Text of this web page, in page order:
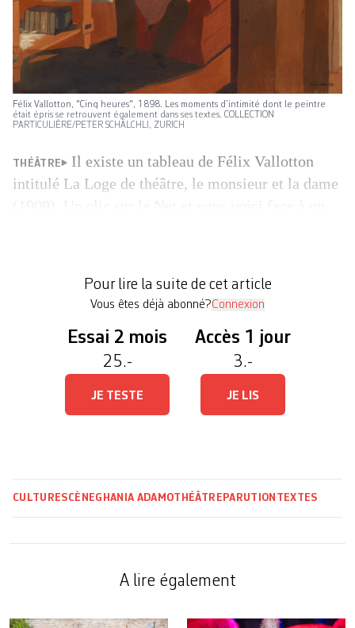
Félix Vallotton, "Cinq heures", 1898. Les moments d’intimité dont le peintre
était épris se retrouvent également dans ses textes. COLLECTION
PARTICULIÈRE/PETER SCHÄLCHLI, ZURICH
THÉÂTRE
Il existe un tableau de Félix Vallotton
intitulé La Loge de théâtre, le monsieur et la dame
Ces deux-là […]
Pour lire la suite de cet article
Vous êtes déjà abonné?Connexion
Essai 2 mois
25.-
JE TESTE
Accès 1 jour
3.-
JE LIS
CULTURESCÈNEGHANIA ADAMOTHÉÂTRE PARUTION TEXTES
A lire également